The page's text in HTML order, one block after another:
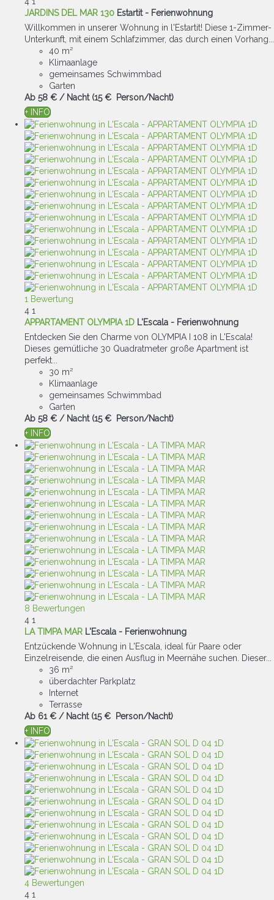
JARDINS DEL MAR 130 Estartit - Ferienwohnung
Willkommen in unserer Wohnung in l'Estartit! Diese 1-Zimmer-
Unterkunft, mit einem Schlafzimmer, das durch einen Vorhang...
40 m²
Klimaanlage
gemeinsames Schwimmbad
Garten
Ab 58 € / Nacht (15 € Person/Nacht)
+ INFO
1 Bewertung
4 1
APPARTAMENT OLYMPIA 1D L'Escala - Ferienwohnung
Entdecken Sie den Charme von OLYMPIA I 108 in L'Escala!
Dieses gemütliche 30 Quadratmeter große Apartment ist
perfekt...
30 m²
Klimaanlage
gemeinsames Schwimmbad
Garten
Ab 58 € / Nacht (15 € Person/Nacht)
+ INFO
8 Bewertungen
4 1
LA TIMPA MAR L'Escala - Ferienwohnung
Entzückende Wohnung in L'Escala, ideal für Paare oder
Einzelreisende, die einen Ausflug in Meernähe suchen. Dieser...
36 m²
überdachter Parkplatz
Internet
Terrasse
Ab 61 € / Nacht (15 € Person/Nacht)
+ INFO
4 Bewertungen
4 1